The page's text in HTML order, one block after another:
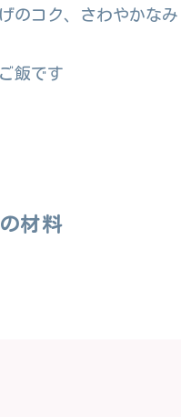
のコク、さわやかなみ
飯です
材料